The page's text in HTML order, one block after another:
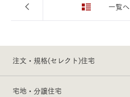
一覧へ
注文・規格(セレクト)住宅
宅地・分譲住宅